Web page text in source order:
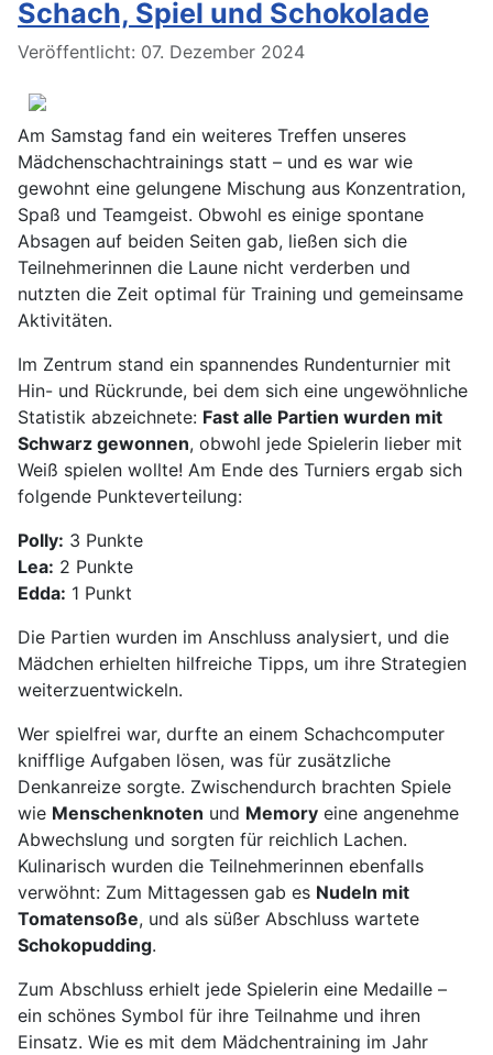
Schach, Spiel und Schokolade
Details
Veröffentlicht: 07. Dezember 2024
Am Samstag fand ein weiteres Treffen unseres
Mädchenschachtrainings statt – und es war wie
gewohnt eine gelungene Mischung aus Konzentration,
Spaß und Teamgeist. Obwohl es einige spontane
Absagen auf beiden Seiten gab, ließen sich die
Teilnehmerinnen die Laune nicht verderben und
nutzten die Zeit optimal für Training und gemeinsame
Aktivitäten.
Im Zentrum stand ein spannendes Rundenturnier mit
Hin- und Rückrunde, bei dem sich eine ungewöhnliche
Statistik abzeichnete: Fast alle Partien wurden mit
Schwarz gewonnen, obwohl jede Spielerin lieber mit
Weiß spielen wollte! Am Ende des Turniers ergab sich
folgende Punkteverteilung:
Polly: 3 Punkte
Lea: 2 Punkte
Edda: 1 Punkt
Die Partien wurden im Anschluss analysiert, und die
Mädchen erhielten hilfreiche Tipps, um ihre Strategien
weiterzuentwickeln.
Wer spielfrei war, durfte an einem Schachcomputer
knifflige Aufgaben lösen, was für zusätzliche
Denkanreize sorgte. Zwischendurch brachten Spiele
wie Menschenknoten und Memory eine angenehme
Abwechslung und sorgten für reichlich Lachen.
Kulinarisch wurden die Teilnehmerinnen ebenfalls
verwöhnt: Zum Mittagessen gab es Nudeln mit
Tomatensoße, und als süßer Abschluss wartete
Schokopudding.
Zum Abschluss erhielt jede Spielerin eine Medaille –
ein schönes Symbol für ihre Teilnahme und ihren
Einsatz. Wie es mit dem Mädchentraining im Jahr